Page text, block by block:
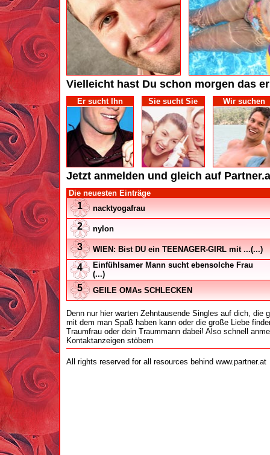
Vielleicht hast Du schon morgen das
Er sucht Ihn Sie sucht Sie Wir suchen
Jetzt anmelden und gleich auf
Die neuesten Einträge
1 nacktyogafrau
2 nylon
3 WIEN: Bist DU ein TEENAGER-GIRL mit ...(...)
4
Einfühlsamer Mann sucht ebensolche Frau
(...)
5 GEILE OMAs SCHLECKEN
Denn nur hier warten Zehntausende Singles auf dich, die
mit dem man Spaß haben kann oder die große Liebe
Traumfrau oder dein Traummann dabei! Also schnell
Kontaktanzeigen stöbern
All rights reserved for all resources behind www.partner.at